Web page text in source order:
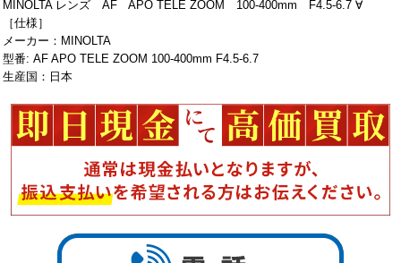
MINOLTA レンズ AF APO TELE ZOOM 100-400mm F4.5-6.7 ∀
［仕様］
メーカー：MINOLTA
型番: AF APO TELE ZOOM 100-400mm F4.5-6.7
生産国：日本